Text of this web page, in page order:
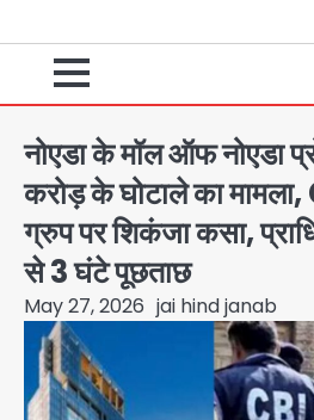
नोएडा के मॉल ऑफ नोएडा
करोड़ के घोटाले का
ग्रुप पर शिकंजा कसा,
से 3 घंटे पूछताछ
May 27, 2026 jai hind janab